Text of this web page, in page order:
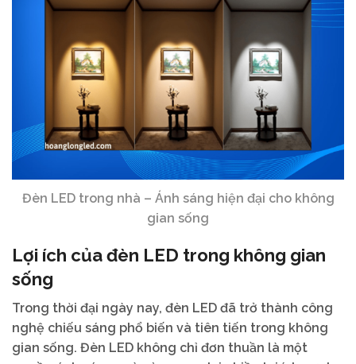
Đèn LED trong nhà – Ánh sáng hiện đại cho không
gian sống
Lợi ích của đèn LED trong không gian
sống
Trong thời đại ngày nay, đèn LED đã trở thành công
nghệ chiếu sáng phổ biến và tiên tiến trong không
gian sống. Đèn LED không chỉ đơn thuần là một